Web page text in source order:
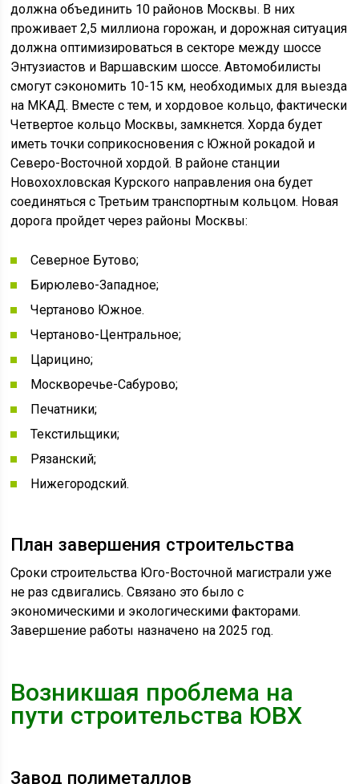
должна объединить 10 районов Москвы. В них
проживает 2,5 миллиона горожан, и дорожная ситуация
должна оптимизироваться в секторе между шоссе
Энтузиастов и Варшавским шоссе. Автомобилисты
смогут сэкономить 10-15 км, необходимых для выезда
на МКАД. Вместе с тем, и хордовое кольцо, фактически
Четвертое кольцо Москвы, замкнется. Хорда будет
иметь точки соприкосновения с Южной рокадой и
Северо-Восточной хордой. В районе станции
Новохохловская Курского направления она будет
соединяться с Третьим транспортным кольцом. Новая
дорога пройдет через районы Москвы:
Северное Бутово;
Бирюлево-Западное;
Чертаново Южное.
Чертаново-Центральное;
Царицино;
Москворечье-Сабурово;
Печатники;
Текстильщики;
Рязанский;
Нижегородский.
План завершения строительства
Сроки строительства Юго-Восточной магистрали уже
не раз сдвигались. Связано это было с
экономическими и экологическими факторами.
Завершение работы назначено на 2025 год.
Возникшая проблема на
пути строительства ЮВХ
Завод полиметаллов